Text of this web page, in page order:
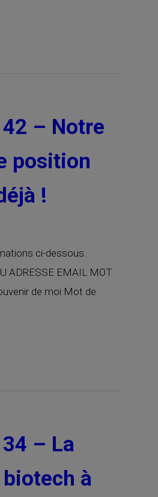
– Notre
position
!
ci-dessous.
ADRESSE EMAIL MOT
de moi Mot de
– La
à